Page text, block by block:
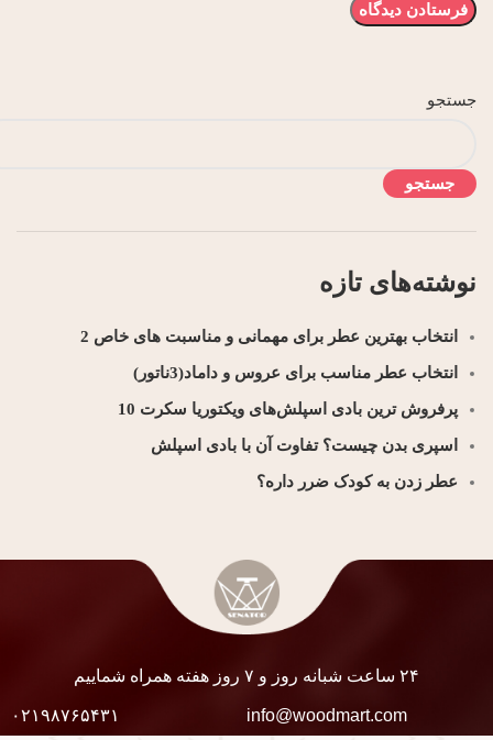
جستجو
جستجو
نوشته‌های تازه
انتخاب بهترین عطر برای مهمانی و مناسبت‌ های خاص 2
انتخاب عطر مناسب برای عروس و داماد(3ناتور)
پرفروش ترین بادی اسپلش‌های ویکتوریا سکرت 10
اسپری بدن چیست؟ تفاوت آن با بادی اسپلش
عطر زدن به کودک ضرر داره؟
۲۴ ساعت شبانه روز و ۷ روز هفته همراه شماییم
info@woodmart.com ۰۲۱۹۸۷۶۵۴۳۱